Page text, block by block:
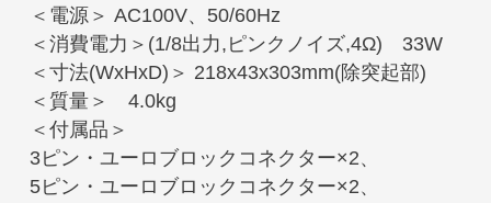
＜電源＞ AC100V、50/60Hz
＜消費電力＞(1/8出力,ピンクノイズ,4Ω) 33W
＜寸法(WxHxD)＞ 218x43x303mm(除突起部)
＜質量＞ 4.0kg
＜付属品＞
3ピン・ユーロブロックコネクター×2、
5ピン・ユーロブロックコネクター×2、